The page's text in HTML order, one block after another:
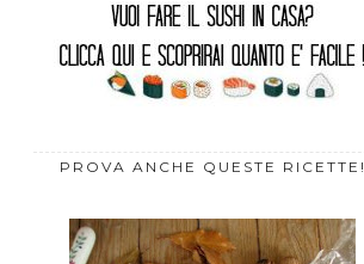
PROVA ANCHE QUESTE RICETTE!